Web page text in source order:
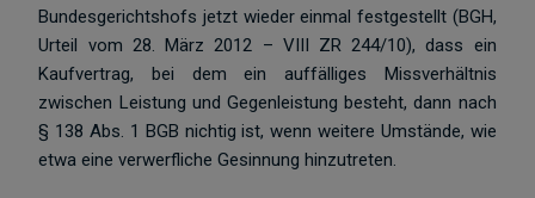
Bundesgerichtshofs jetzt wieder einmal festgestellt (BGH,
Urteil vom 28. März 2012 – VIII ZR 244/10), dass ein
Kaufvertrag, bei dem ein auffälliges Missverhältnis
zwischen Leistung und Gegenleistung besteht, dann nach
§ 138 Abs. 1 BGB nichtig ist, wenn weitere Umstände, wie
etwa eine verwerfliche Gesinnung hinzutreten.